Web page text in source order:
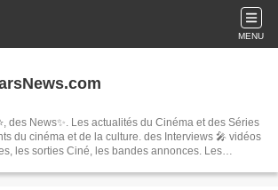
MENU
des News✨. Les actualités du Cinéma et des Séries
les sorties Ciné, les bandes annonces. Les